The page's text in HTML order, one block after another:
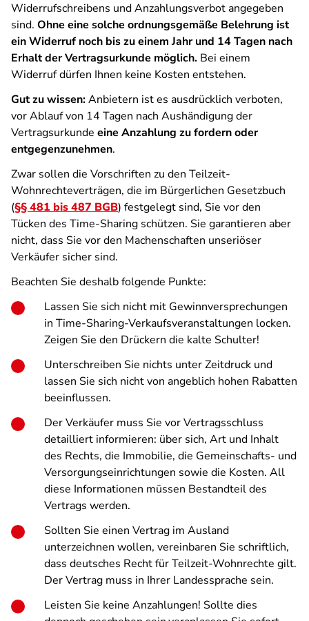
Widerrufschreibens und Anzahlungsverbot angegeben
sind. Ohne eine solche ordnungsgemäße Belehrung ist
ein Widerruf noch bis zu einem Jahr und 14 Tagen nach
Erhalt der Vertragsurkunde möglich. Bei einem
Widerruf dürfen Ihnen keine Kosten entstehen.
Gut zu wissen:Anbietern ist es ausdrücklich verboten,
vor Ablauf von 14 Tagen nach Aushändigung der
Vertragsurkunde eine Anzahlung zu fordern oder
entgegenzunehmen.
Zwar sollen die Vorschriften zu den Teilzeit-
Wohnrechteverträgen, die im Bürgerlichen Gesetzbuch
(§§ 481 bis 487 BGB) festgelegt sind, Sie vor den
Tücken des Time-Sharing schützen. Sie garantieren aber
nicht, dass Sie vor den Machenschaften unseriöser
Verkäufer sicher sind.
Beachten Sie deshalb folgende Punkte:
Lassen Sie sich nicht mit Gewinnversprechungen
in Time-Sharing-Verkaufsveranstaltungen locken.
Zeigen Sie den Drückern die kalte Schulter!
Unterschreiben Sie nichts unter Zeitdruck und
lassen Sie sich nicht von angeblich hohen Rabatten
beeinflussen.
Der Verkäufer muss Sie vor Vertragsschluss
detailliert informieren: über sich, Art und Inhalt
des Rechts, die Immobilie, die Gemeinschafts- und
Versorgungseinrichtungen sowie die Kosten. All
diese Informationen müssen Bestandteil des
Vertrags werden.
Sollten Sie einen Vertrag im Ausland
unterzeichnen wollen, vereinbaren Sie schriftlich,
dass deutsches Recht für Teilzeit-Wohnrechte gilt.
Der Vertrag muss in Ihrer Landessprache sein.
Leisten Sie keine Anzahlungen! Sollte dies